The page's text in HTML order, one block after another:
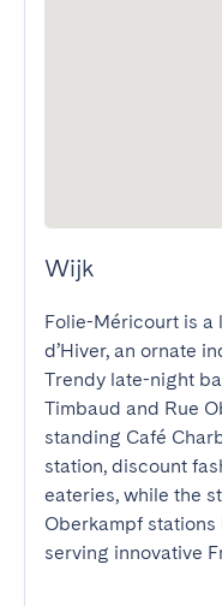
Wijk
Folie-Méricourt is a
d’Hiver, an ornate
Trendy late-night
Timbaud and Rue
standing Café
station, discount
eateries, while the
Oberkampf
serving innovative